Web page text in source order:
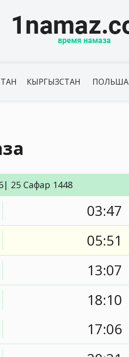
КЫРГЫЗСТАН ПОЛЬША
25 Сафар 1448
03:47
05:51
13:07
18:10
17:06